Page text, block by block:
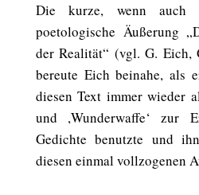
Die kurze, wenn auch
poetologische Äußerung
der Realität“ (vgl. G. Eich,
bereute Eich beinahe, als
diesen Text immer wieder
und ,Wunderwaffe‘ zur
Gedichte benutzte und
diesen einmal vollzogenen